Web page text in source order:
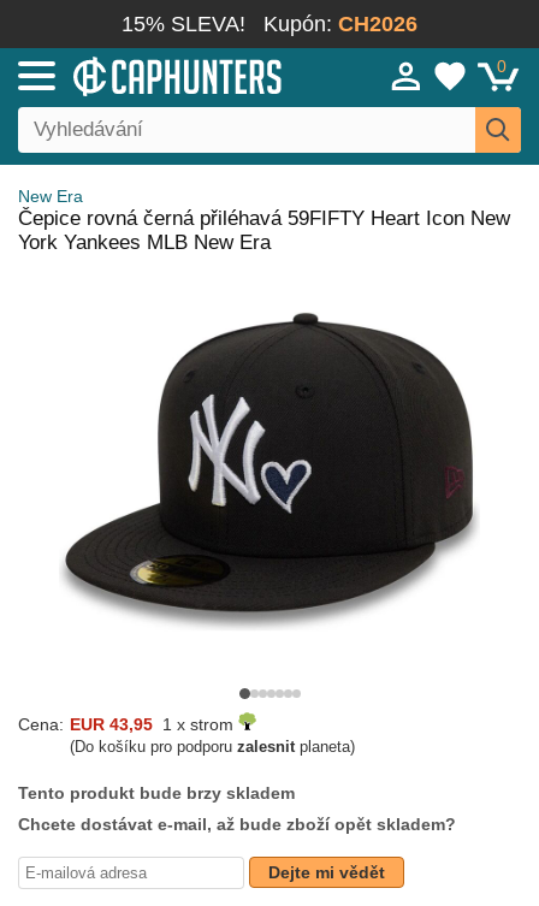
15% SLEVA! Kupón: CH2026
0
New Era
Čepice rovná černá přiléhavá 59FIFTY Heart Icon New
York Yankees MLB New Era
Cena: EUR 43,95 1 x strom
(Do košíku pro podporu zalesnitplaneta)
Tento produkt bude brzy skladem
Chcete dostávat e-mail, až bude zboží opět skladem?
Dejte mi vědět